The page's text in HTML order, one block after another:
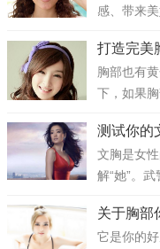
感、带来美
打造完美
胸部也有
下，如果胸
测试你的
文胸是女
解“她”。武
关于胸部
它是你的